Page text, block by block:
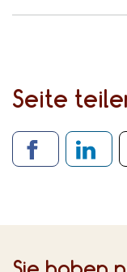
Seite